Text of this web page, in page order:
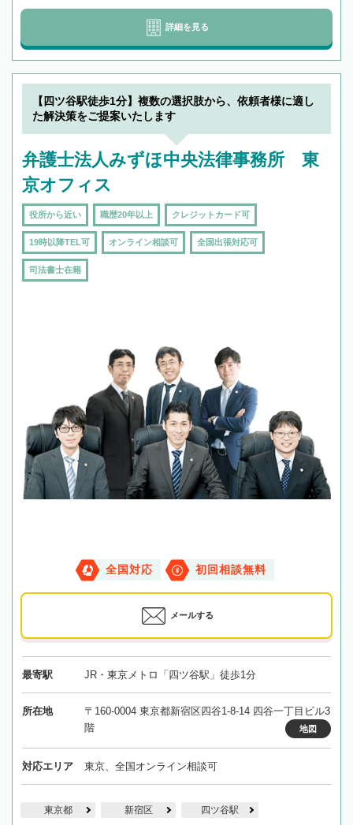
詳細を見る
【四ツ谷駅徒歩1分】複数の選択肢から、依頼者様に適し
た解決策をご提案いたします
弁護士法人みずほ中央法律事務所 東
京オフィス
役所から近い 職歴20年以上 クレジットカード可
19時以降TEL可 オンライン相談可 全国出張対応可
司法書士在籍
全国対応 初回相談無料
メールする
最寄駅 JR・東京メトロ「四ツ谷駅」徒歩1分
所在地
〒160-0004 東京都新宿区四谷1-8-14 四谷一丁目ビル3
階
地図
対応エリア 東京、全国オンライン相談可
東京都 新宿区 四ツ谷駅